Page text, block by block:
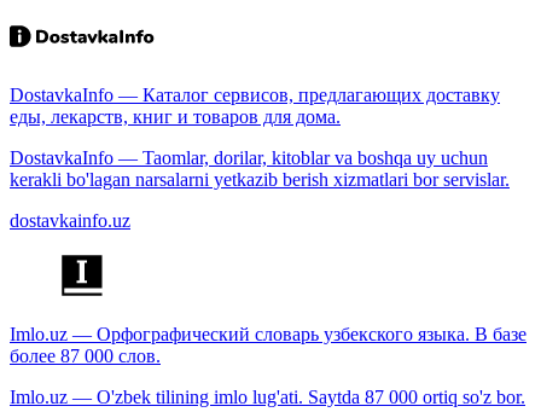
DostavkaInfo — Каталог сервисов, предлагающих доставку
еды, лекарств, книг и товаров для дома.
DostavkaInfo — Taomlar, dorilar, kitoblar va boshqa uy uchun
kerakli bo'lagan narsalarni yetkazib berish xizmatlari bor servislar.
dostavkainfo.uz
Imlo.uz — Орфографический словарь узбекского языка. В базе
более 87 000 слов.
Imlo.uz — O'zbek tilining imlo lug'ati. Saytda 87 000 ortiq so'z bor.